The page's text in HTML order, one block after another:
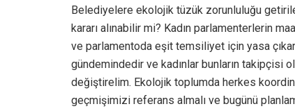
Belediyelere ekolojik tüzük zorunluluğu
kararı alınabilir mi? Kadın parlamenterlerin
ve parlamentoda eşit temsiliyet için yasa
gündemindedir ve kadınlar bunların takipçisi
değiştirelim. Ekolojik toplumda herkes
geçmişimizi referans almalı ve bugünü